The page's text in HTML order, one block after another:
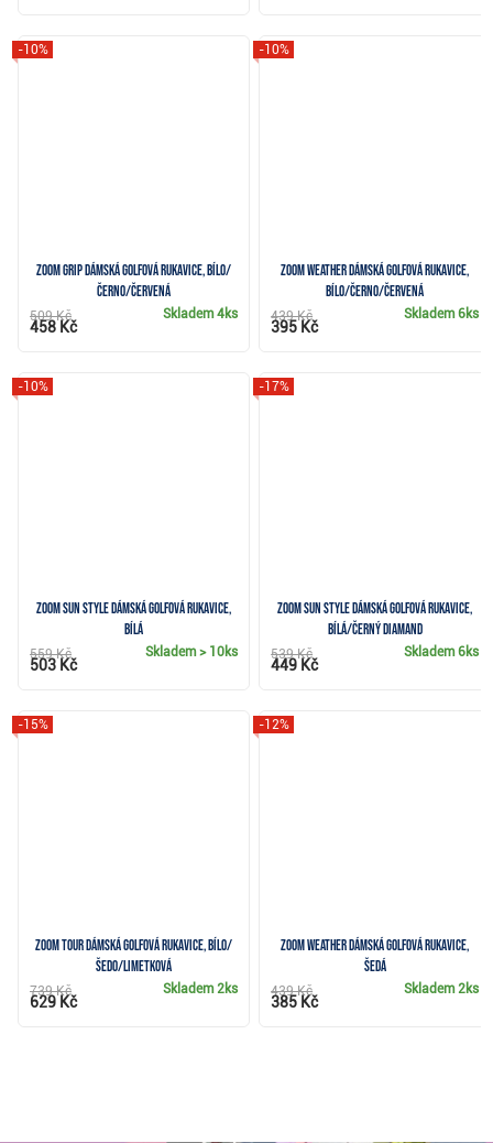
Zoom Grip dámská golfová rukavice, bílo/
černo/červená
-10%
Skladem4ks
509 Kč
458 Kč
Zoom Weather dámská golfová rukavice,
bílo/černo/červená
-10%
Skladem6ks
439 Kč
395 Kč
Zoom Sun Style dámská golfová rukavice,
bílá
-10%
Skladem> 10ks
559 Kč
503 Kč
Zoom Sun Style dámská golfová rukavice,
bílá/černý diamand
-17%
Skladem6ks
539 Kč
449 Kč
Zoom Tour dámská golfová rukavice, bílo/
šedo/limetková
-15%
Skladem2ks
739 Kč
629 Kč
Zoom Weather dámská golfová rukavice,
šedá
-12%
Skladem2ks
439 Kč
385 Kč